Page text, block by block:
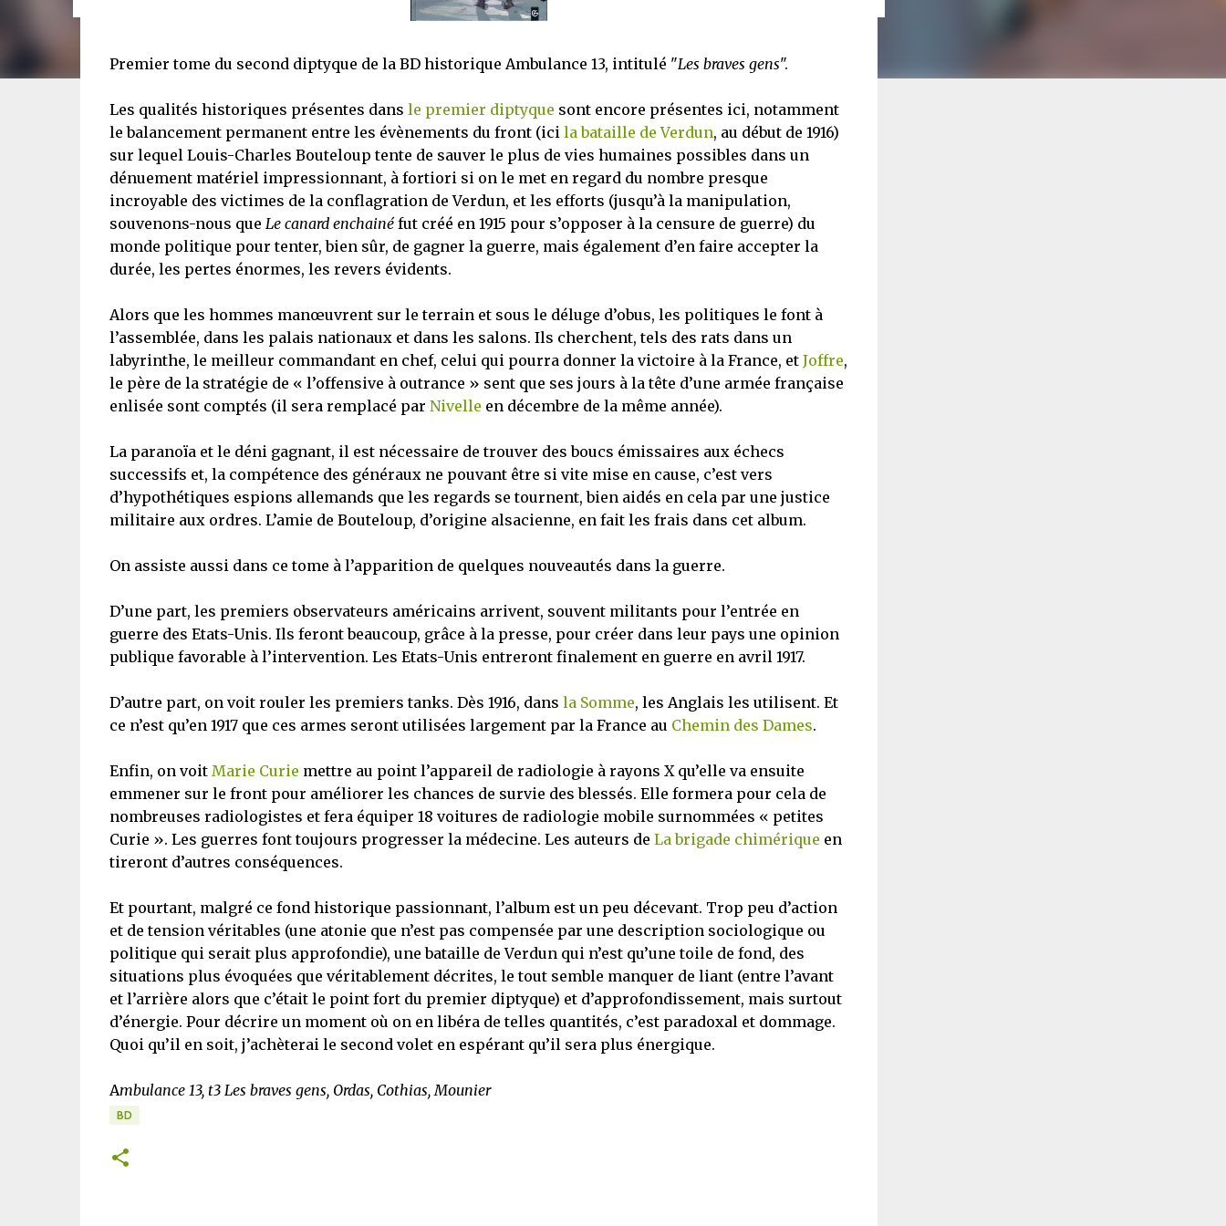
Premier tome du second diptyque de la BD historique Ambulance 13, intitulé "Les braves gens".
Les qualités historiques présentes dans le premier diptyque sont encore présentes ici, notamment
le balancement permanent entre les évènements du front (ici la bataille de Verdun, au début de 1916)
sur lequel Louis-Charles Bouteloup tente de sauver le plus de vies humaines possibles dans un
dénuement matériel impressionnant, à fortiori si on le met en regard du nombre presque
incroyable des victimes de la conflagration de Verdun, et les efforts (jusqu’à la manipulation,
souvenons-nous que Le canard enchainéfut créé en 1915 pour s’opposer à la censure de guerre) du
monde politique pour tenter, bien sûr, de gagner la guerre, mais également d’en faire accepter la
durée, les pertes énormes, les revers évidents.
Alors que les hommes manœuvrent sur le terrain et sous le déluge d’obus, les politiques le font à
l’assemblée, dans les palais nationaux et dans les salons. Ils cherchent, tels des rats dans un
labyrinthe, le meilleur commandant en chef, celui qui pourra donner la victoire à la France, et Joffre,
le père de la stratégie de « l’offensive à outrance » sent que ses jours à la tête d’une armée française
enlisée sont comptés (il sera remplacé par Nivelle en décembre de la même année).
La paranoïa et le déni gagnant, il est nécessaire de trouver des boucs émissaires aux échecs
successifs et, la compétence des généraux ne pouvant être si vite mise en cause, c’est vers
d’hypothétiques espions allemands que les regards se tournent, bien aidés en cela par une justice
militaire aux ordres. L’amie de Bouteloup, d’origine alsacienne, en fait les frais dans cet album.
On assiste aussi dans ce tome à l’apparition de quelques nouveautés dans la guerre.
D’une part, les premiers observateurs américains arrivent, souvent militants pour l’entrée en
guerre des Etats-Unis. Ils feront beaucoup, grâce à la presse, pour créer dans leur pays une opinion
publique favorable à l’intervention. Les Etats-Unis entreront finalement en guerre en avril 1917.
D’autre part, on voit rouler les premiers tanks. Dès 1916, dans la Somme, les Anglais les utilisent. Et
ce n’est qu’en 1917 que ces armes seront utilisées largement par la France au Chemin des Dames.
Enfin, on voit Marie Curie mettre au point l’appareil de radiologie à rayons X qu’elle va ensuite
emmener sur le front pour améliorer les chances de survie des blessés. Elle formera pour cela de
nombreuses radiologistes et fera équiper 18 voitures de radiologie mobile surnommées « petites
Curie ». Les guerres font toujours progresser la médecine. Les auteurs de La brigade chimérique en
tireront d’autres conséquences.
Et pourtant, malgré ce fond historique passionnant, l’album est un peu décevant. Trop peu d’action
et de tension véritables (une atonie que n’est pas compensée par une description sociologique ou
politique qui serait plus approfondie), une bataille de Verdun qui n’est qu’une toile de fond, des
situations plus évoquées que véritablement décrites, le tout semble manquer de liant (entre l’avant
et l’arrière alors que c’était le point fort du premier diptyque) et d’approfondissement, mais surtout
d’énergie. Pour décrire un moment où on en libéra de telles quantités, c’est paradoxal et dommage.
Quoi qu’il en soit, j’achèterai le second volet en espérant qu’il sera plus énergique.
Ambulance 13, t3 Les braves gens, Ordas, Cothias, Mounier
BD